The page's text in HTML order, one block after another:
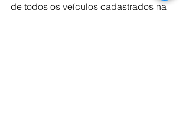
de todos os veículos cadastrados na